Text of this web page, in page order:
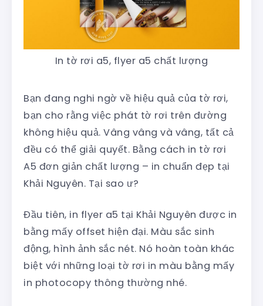
In tờ rơi a5, flyer a5 chất lượng
Bạn đang nghi ngờ về hiệu quả của tờ rơi,
bạn cho rằng việc phát tờ rơi trên đường
không hiệu quả. Vâng vâng và vâng, tất cả
đều có thể giải quyết. Bằng cách in tờ rơi
A5 đơn giản chất lượng – in chuẩn đẹp tại
Khải Nguyên. Tại sao ư?
Đầu tiên, in flyer a5 tại Khải Nguyên được in
bằng mấy offset hiện đại. Màu sắc sinh
động, hình ảnh sắc nét. Nó hoàn toàn khác
biệt với những loại tờ rơi in màu bằng mấy
in photocopy thông thường nhé.